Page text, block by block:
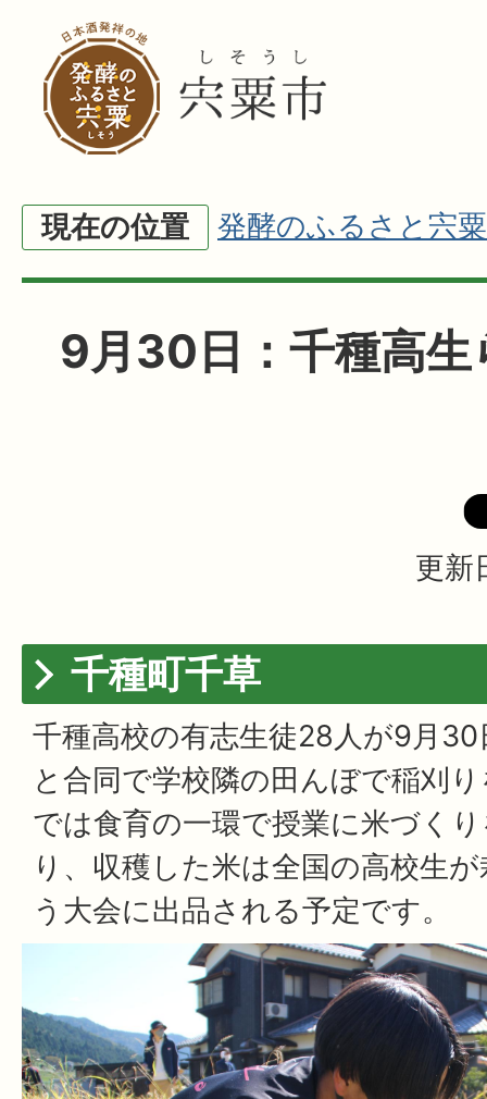
現在の位置 発酵のふるさと宍粟
9月30日：千種高生
更新
千種町千草
千種高校の有志生徒28人が9月
と合同で学校隣の田んぼで稲刈
では食育の一環で授業に米づく
り、収穫した米は全国の高校生
う大会に出品される予定です。